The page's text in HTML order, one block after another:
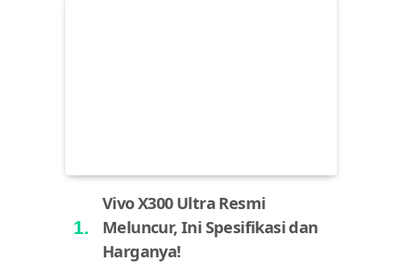
Vivo X300 Ultra Resmi
Meluncur, Ini Spesifikasi dan
Harganya!